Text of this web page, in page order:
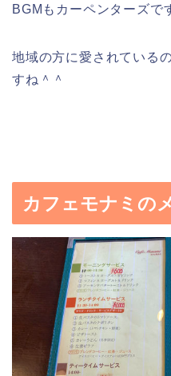
BGMもカーペンターズで
地域の方に愛されている
すね＾＾
カフェモナミの